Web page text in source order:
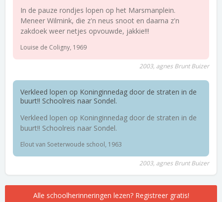
In de pauze rondjes lopen op het Marsmanplein.
Meneer Wilmink, die z'n neus snoot en daarna z'n
zakdoek weer netjes opvouwde, jakkie!!!
Louise de Coligny, 1969
2003, agnes Brunt Buizer
Verkleed lopen op Koninginnedag door de straten in de
buurt!! Schoolreis naar Sondel.
Verkleed lopen op Koninginnedag door de straten in de
buurt!! Schoolreis naar Sondel.
Elout van Soeterwoude school, 1963
2003, agnes Brunt Buizer
Alle schoolherinneringen lezen? Registreer gratis!